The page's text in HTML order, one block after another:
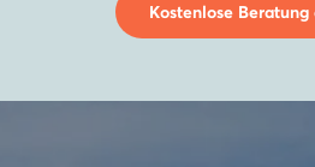
Kostenlose